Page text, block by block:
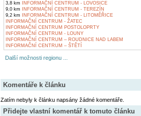
3,8 km INFORMAČNÍ CENTRUM - LOVOSICE
9,0 km INFORMAČNÍ CENTRUM - TEREZÍN
9,2 km INFORMAČNÍ CENTRUM - LITOMĚŘICE
INFORMAČNÍ CENTRUM - ŽATEC
INFORMAČNÍ CENTRUM POSTOLOPRTY
INFORMAČNÍ CENTRUM - LOUNY
INFORMAČNÍ CENTRUM – ROUDNICE NAD LABEM
INFORMAČNÍ CENTRUM – ŠTĚTÍ
Další možnosti regionu ...
Komentáře k článku
Zatím nebyly k článku napsány žádné komentáře.
Přidejte vlastní komentář k tomuto článku